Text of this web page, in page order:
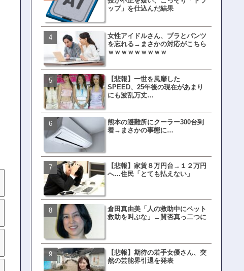
ップ」を仕込んだ結果
女性アイドルさん、ブラとパンツ
を忘れる→まさかの対応がこちら
ｗｗｗｗｗｗｗｗｗ
【悲報】一世を風靡した
SPEED、25年後の現在があまり
にも波乱万丈…
熊本の避難所にクーラー300台到
着→まさかの事態に…
【悲報】家賃８万円台→１２万円
へ…住民「とても払えない」
倉田真由美「人の救助中にペット
救助を叫ぶな」←賛否真っ二つに
【悲報】期待の若手女優さん、突
然の芸能界引退を発表
文春、沖縄問題の"触れては
ない話"を暴露してしまうｗ
ｗｗｗｗｗ
ランサムウェア攻撃を受け
レイ、わずか10日で復旧し
ネット民、橋本愛の５年前
を発掘→再炎上へｗｗｗｗｗ
福岡テレビ局にとんでもな
アナが入社してしまうｗｗｗ
【衝撃】三笘が事故った時
てた車ってさ…←これw w
有吉「うまくても絶対に行
ない店」がこちら…ネット